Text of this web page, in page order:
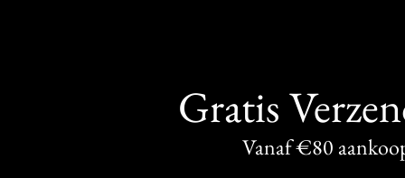
Gratis
Vanaf €80